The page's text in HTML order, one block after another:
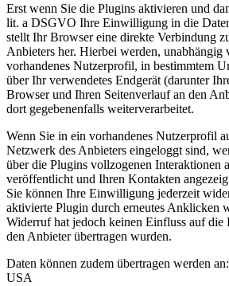
Erst wenn Sie die Plugins aktivieren und
lit. a DSGVO Ihre Einwilligung in die
stellt Ihr Browser eine direkte Verbindung
Anbieters her. Hierbei werden,
vorhandenes Nutzerprofil, in bestimmtem
über Ihr verwendetes Endgerät (darunter
Browser und Ihren Seitenverlauf an den
dort gegebenenfalls weiterverarbeitet.
Wenn Sie in ein vorhandenes Nutzerprofil
Netzwerk des Anbieters eingeloggt sind,
über die Plugins vollzogenen Interaktionen
veröffentlicht und Ihren Kontakten
Sie können Ihre Einwilligung jederzeit
aktivierte Plugin durch erneutes Anklicken
Widerruf hat jedoch keinen Einfluss auf die
den Anbieter übertragen wurden.
Daten können zudem übertragen werden
USA